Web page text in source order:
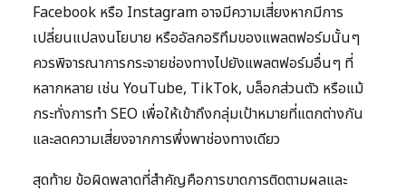
Facebook หรือ Instagram อาจมีความเสี่ยงหากมีการ
เปลี่ยนแปลงนโยบาย หรืออัลกอริทึมของแพลตฟอร์มนั้นๆ
ควรพิจารณาการกระจายช่องทางไปยังแพลตฟอร์มอื่นๆ ที่
หลากหลาย เช่น YouTube, TikTok, บล็อกส่วนตัว หรือแม้
กระทั่งการทำ SEO เพื่อให้เข้าถึงกลุ่มเป้าหมายที่แตกต่างกัน
และลดความเสี่ยงจากการพึ่งพาช่องทางเดียว
สุดท้าย ข้อผิดพลาดที่สำคัญคือการขาดการติดตามผลและ